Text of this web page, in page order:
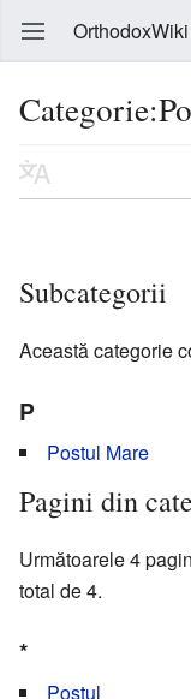
OrthodoxWiki
Subcategorii
Această categorie
P
Postul Mare
Pagini din
Următoarele 4
total de 4.
*
Postul